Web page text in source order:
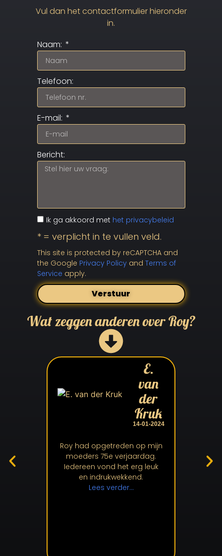
Vul dan het contactformulier hieronder
in.
Naam:
Telefoon:
E-mail:
Bericht:
Ik ga akkoord met het privacybeleid
* = verplicht in te vullen veld.
This site is protected by reCAPTCHA and
the Google Privacy Policyand Terms of
Service apply.
Verstuur
Wat zeggen anderen over Roy?
Roy had opgetreden op mijn
moeders 75e verjaardag.
Iedereen vond het erg leuk
en indrukwekkend.
Lees verder...
E.
van
der
Kruk
14-01-2024